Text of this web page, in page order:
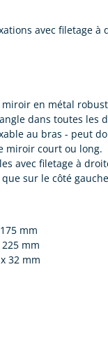
avec filetage à
en métal
dans toutes les
au bras - peut
miroir court ou long.
avec filetage à
sur le côté
mm
mm
32 mm